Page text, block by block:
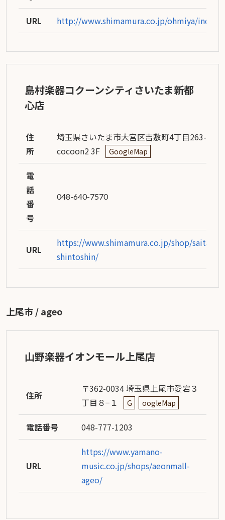
URL http://www.shimamura.co.jp/ohmiya/
島村楽器コクーンシティさいたま新都
心店
住
所
埼玉県さいたま市大宮区吉敷町4丁目263-1
cocoon2 3F
GoogleMap
電
話
番
号
048-640-7570
URL
https://www.shimamura.co.jp/shop/saitama-
shintoshin/
上尾市 / ageo
山野楽器イオンモール上尾店
住所
〒362-0034 埼玉県上尾市愛宕３
丁目８−１
G oogleMap
電話番号 048-777-1203
URL
https://www.yamano-
music.co.jp/shops/aeonmall-
ageo/